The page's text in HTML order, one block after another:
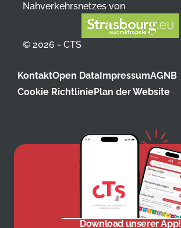
Nahverkehrsnetzes von
© 2026 - CTS
KontaktOpen DataImpressumAGNB
Cookie RichtliniePlan der Website
Download unserer App!